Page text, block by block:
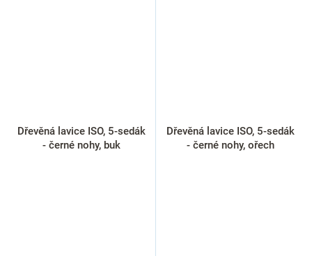
Dřevěná lavice ISO, 5-sedák
- černé nohy, buk
Dřevěná lavice ISO, 5-sedák
- černé nohy, ořech